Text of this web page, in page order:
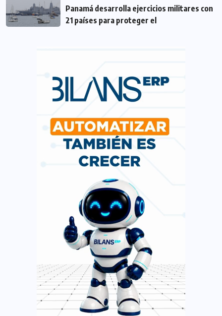
Panamá desarrolla ejercicios militares con
21 países para proteger el